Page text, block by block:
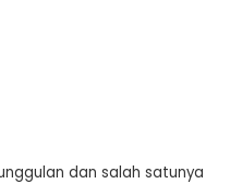
dan salah satunya